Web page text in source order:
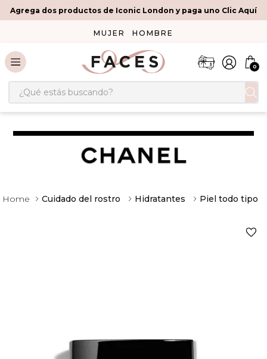
Agrega dos productos de Iconic London y paga uno Clic Aquí
MUJER HOMBRE
0
¿Qué estás buscando?
Cuidado del rostro Hidratantes Piel todo tipo